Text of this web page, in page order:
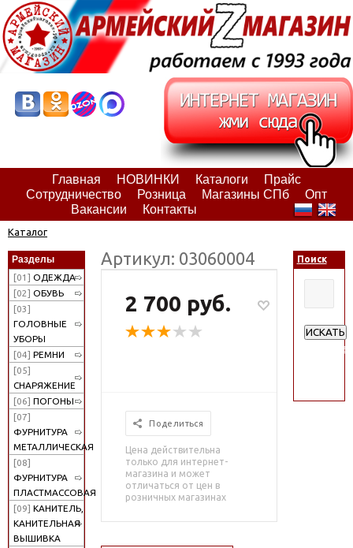
Главная НОВИНКИ Каталоги
Прайс
Сотрудничество
Розница Магазины СПб
Опт
Вакансии
Контакты
Каталог
Разделы
[01] ОДЕЖДА
[02] ОБУВЬ
[03]
ГОЛОВНЫЕ
УБОРЫ
[04] РЕМНИ
[05]
СНАРЯЖЕНИЕ
[06] ПОГОНЫ
[07]
ФУРНИТУРА
МЕТАЛЛИЧЕСКАЯ
[08]
ФУРНИТУРА
ПЛАСТМАССОВАЯ
[09] КАНИТЕЛЬ,
КАНИТЕЛЬНАЯ
ВЫШИВКА
Артикул: 03060004
2 700 руб.
Поделиться
Цена действительна
только для интернет-
магазина и может
отличаться от цен в
розничных магазинах
Поиск
ИСКАТЬ